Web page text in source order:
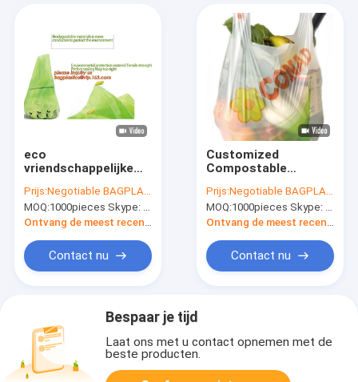
eco
vriendschappelijke
afbreekbare plastic
composteerbare
vuilniszakken, de
biologisch
afbreekbare gedrukte
liefdadigheidsschenking
Prijs:Negotiable BAGPLASTICS@YAHOO.COM
MOQ:1000pieces Skype: mydearneil
Ontvang de meest recente Prijs
Contact nu
Customized
Compostable
Plastic T-shirt Bags,
biodegradable
compostable vest
Prijs:Negotiable BAGPLASTICS@YAHOO.COM
MOQ:1000pieces Skype: mydearneil
Ontvang de meest recente Prijs
Contact nu
Bespaar je tijd
Laat ons met u contact opnemen met de
beste producten.